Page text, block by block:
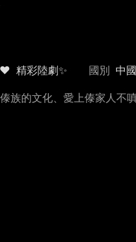
❤️ 精彩陸劇✨ 國別 中國
族的文化、愛上傣家人不